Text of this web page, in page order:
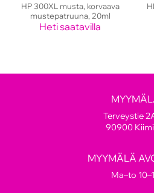
HP 300XL musta, korvaava
mustepatruuna, 20ml
Heti saatavilla
Terveystie
90900
MYYMÄLÄ
Ma–to